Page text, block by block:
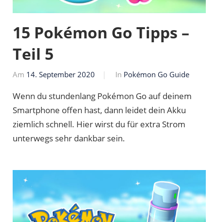
15 Pokémon Go Tipps –
Teil 5
Am 14. September 2020
Von
In Pokémon Go Guide
Wenn du stundenlang Pokémon Go auf deinem
Smartphone offen hast, dann leidet dein Akku
ziemlich schnell. Hier wirst du für extra Strom
unterwegs sehr dankbar sein.